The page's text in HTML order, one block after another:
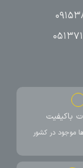
باکیفیت
موجود در کشور